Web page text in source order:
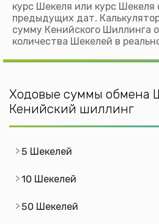
курс Шекеля или курс Шекеля
предыдущих дат.
сумму Кенийского Шиллинга
количества Шекелей в
Ходовые суммы обмена
Кенийский шиллинг
5 Шекелей
10 Шекелей
50 Шекелей